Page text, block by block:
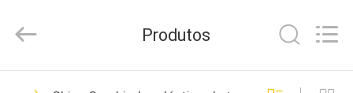
CASA
TRADE
CO.,LTD..
Reserved.
126
Produtos